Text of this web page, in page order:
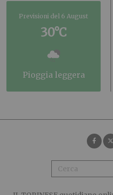
Previsioni del 6 August
30°C
pioggia leggera